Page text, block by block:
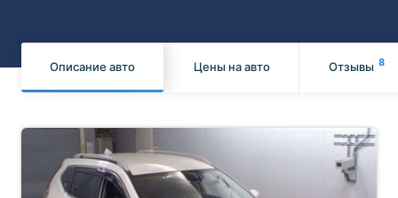
Описание авто Цены на авто Отзывы 8